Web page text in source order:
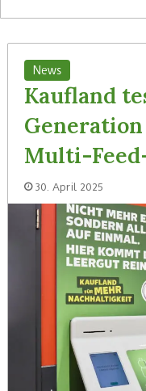
News
Kaufland
Multi-
30. April 2025